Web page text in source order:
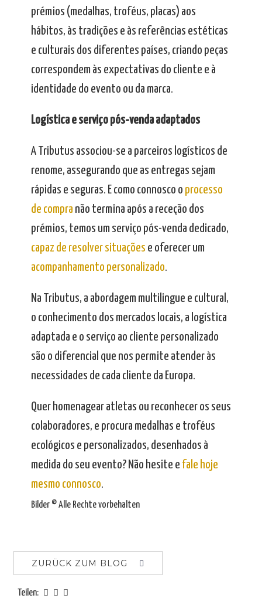
prémios (medalhas, troféus, placas) aos
hábitos, às tradições e às referências estéticas
e culturais dos diferentes países, criando peças
correspondem às expectativas do cliente e à
identidade do evento ou da marca.
Logística e serviço pós-venda adaptados
A Tributus associou-se a parceiros logísticos de
renome, assegurando que as entregas sejam
rápidas e seguras. E como connosco o processo
de compra não termina após a receção dos
prémios, temos um serviço pós-venda dedicado,
capaz de resolver situações e oferecer um
acompanhamento personalizado.
Na Tributus, a abordagem multilingue e cultural,
o conhecimento dos mercados locais, a logística
adaptada e o serviço ao cliente personalizado
são o diferencial que nos permite atender às
necessidades de cada cliente da Europa.
Quer homenagear atletas ou reconhecer os seus
colaboradores, e procura medalhas e troféus
ecológicos e personalizados, desenhados à
medida do seu evento? Não hesite e fale hoje
mesmo connosco.
Bilder © Alle Rechte vorbehalten
ZURÜCK ZUM BLOG
Teilen: